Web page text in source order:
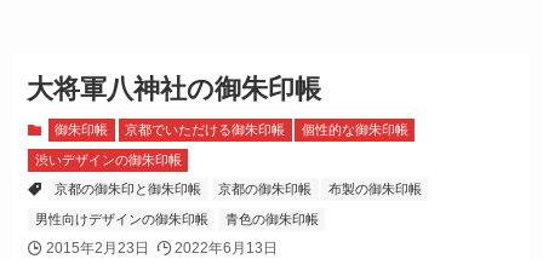
大将軍八神社の御朱印帳
御朱印帳 京都でいただける御朱印帳 個性的な御朱印帳
渋いデザインの御朱印帳
京都の御朱印と御朱印帳 京都の御朱印帳 布製の御朱印帳
男性向けデザインの御朱印帳 青色の御朱印帳
2015年2月23日 2022年6月13日